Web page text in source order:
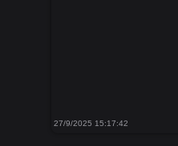
27/9/2025 15:17:42